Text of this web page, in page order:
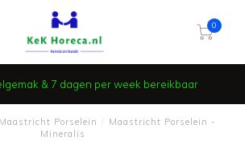
0
& 7 dagen per week bereikbaar
Maastricht Porselein
Maastricht Porselein -
Mineralis